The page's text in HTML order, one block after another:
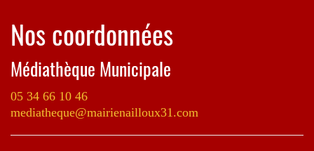
Nos coordonnées
Médiathèque Municipale
05 34 66 10 46
mediatheque@mairienailloux31.com